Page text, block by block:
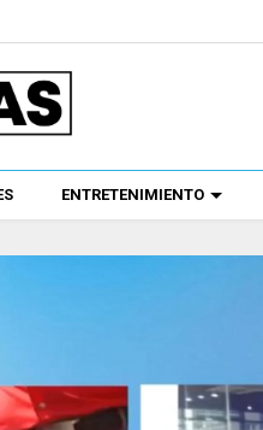
ENTRETENIMIENTO